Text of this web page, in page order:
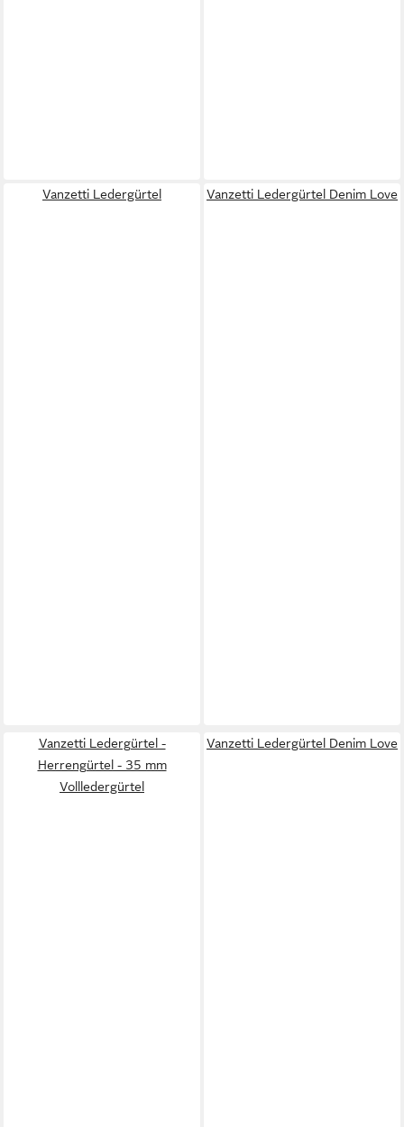
Vanzetti Ledergürtel Vanzetti Ledergürtel Denim Love
Vanzetti Ledergürtel -
Herrengürtel - 35 mm
Vollledergürtel
Vanzetti Ledergürtel Denim Love